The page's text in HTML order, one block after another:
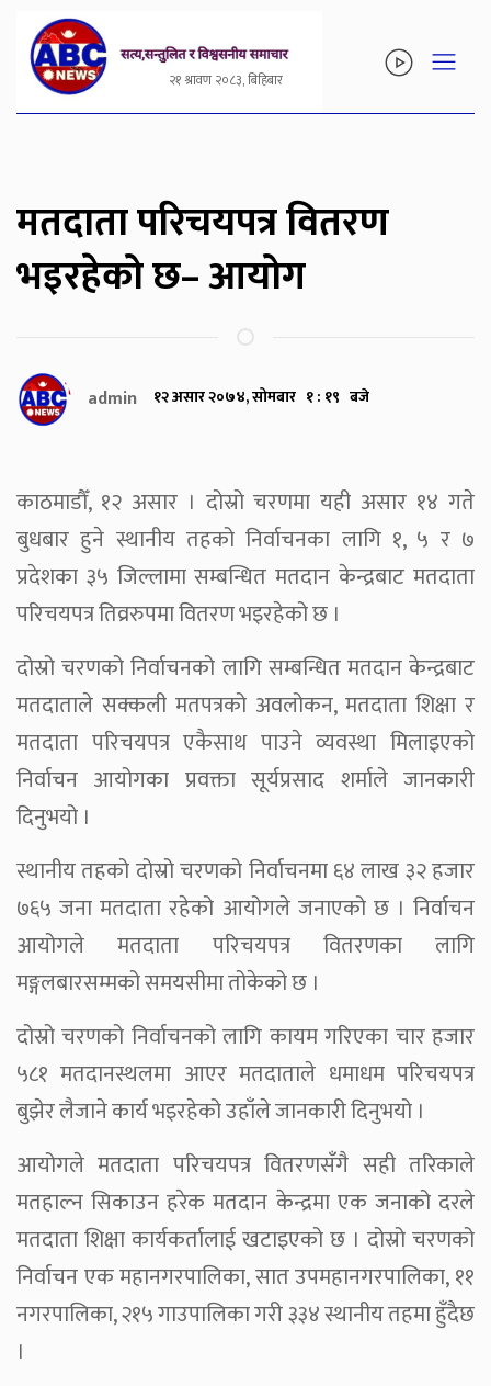
२१ श्रावण २०८३, बिहिबार
मतदाता परिचयपत्र वितरण
भइरहेको छ– आयोग
admin १२ असार २०७४, सोमबार १ : १९ बजे
काठमाडौँ, १२ असार । दोस्रो चरणमा यही असार १४ गते
बुधबार हुने स्थानीय तहको निर्वाचनका लागि १, ५ र ७
प्रदेशका ३५ जिल्लामा सम्बन्धित मतदान केन्द्रबाट मतदाता
परिचयपत्र तिव्ररुपमा वितरण भइरहेको छ ।
दोस्रो चरणको निर्वाचनको लागि सम्बन्धित मतदान केन्द्रबाट
मतदाताले सक्कली मतपत्रको अवलोकन, मतदाता शिक्षा र
मतदाता परिचयपत्र एकैसाथ पाउने व्यवस्था मिलाइएको
निर्वाचन आयोगका प्रवक्ता सूर्यप्रसाद शर्माले जानकारी
दिनुभयो ।
स्थानीय तहको दोस्रो चरणको निर्वाचनमा ६४ लाख ३२ हजार
७६५ जना मतदाता रहेको आयोगले जनाएको छ । निर्वाचन
आयोगले मतदाता परिचयपत्र वितरणका लागि
मङ्गलबारसम्मको समयसीमा तोकेको छ ।
दोस्रो चरणको निर्वाचनको लागि कायम गरिएका चार हजार
५८१ मतदानस्थलमा आएर मतदाताले धमाधम परिचयपत्र
बुझेर लैजाने कार्य भइरहेको उहाँले जानकारी दिनुभयो ।
आयोगले मतदाता परिचयपत्र वितरणसँगै सही तरिकाले
मतहाल्न सिकाउन हरेक मतदान केन्द्रमा एक जनाको दरले
मतदाता शिक्षा कार्यकर्तालाई खटाइएको छ । दोस्रो चरणको
निर्वाचन एक महानगरपालिका, सात उपमहानगरपालिका, ११
नगरपालिका, २१५ गाउपालिका गरी ३३४ स्थानीय तहमा हुँदैछ
।